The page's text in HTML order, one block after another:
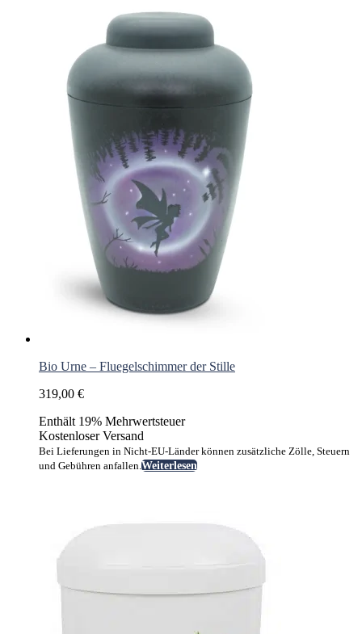
Bio Urne – Fluegelschimmer der Stille
319,00 €
Enthält 19% Mehrwertsteuer
Kostenloser Versand
Bei Lieferungen in Nicht-EU-Länder können zusätzliche Zölle, Steuern
und Gebühren anfallen.Weiterlesen